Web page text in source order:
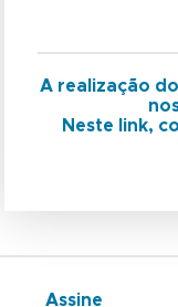
A realização
Neste link,
Assine